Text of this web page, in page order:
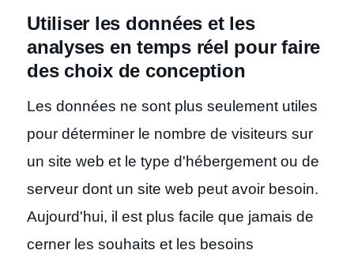
Utiliser les données et les
analyses en temps réel pour faire
des choix de conception
Les données ne sont plus seulement utiles
pour déterminer le nombre de visiteurs sur
un site web et le type d'hébergement ou de
serveur dont un site web peut avoir besoin.
Aujourd'hui, il est plus facile que jamais de
cerner les souhaits et les besoins